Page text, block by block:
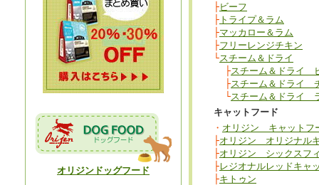
オリジンドッグフード
├ビーフ
├ トライプ＆ラム
├マッカロー＆ラム
├フリーレンジチキン
└スチーム＆ドライ
├スチーム＆ドライ
├スチーム＆ドライ
└スチーム＆ドライ
キャットフード
・ オリジン キャットフ
├オリジン オリジナル
├オリジン シックスフ
├レジオナルレッドキャ
├キトゥン